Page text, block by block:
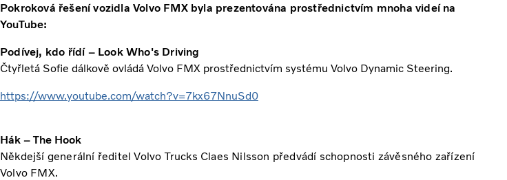
Pokroková řešení vozidla Volvo FMX byla prezentována prostřednictvím mnoha videí na
YouTube:
Podívej, kdo řídí – Look Who's Driving
Čtyřletá Sofie dálkově ovládá Volvo FMX prostřednictvím systému Volvo Dynamic Steering.
https://www.youtube.com/watch?v=7kx67NnuSd0
Hák – The Hook
Někdejší generální ředitel Volvo Trucks Claes Nilsson předvádí schopnosti závěsného zařízení
Volvo FMX.